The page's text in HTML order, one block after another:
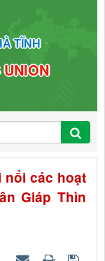
TĨNH
nổi các hoạt
Giáp Thìn